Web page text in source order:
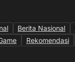
Berita Nasional
Rekomendasi